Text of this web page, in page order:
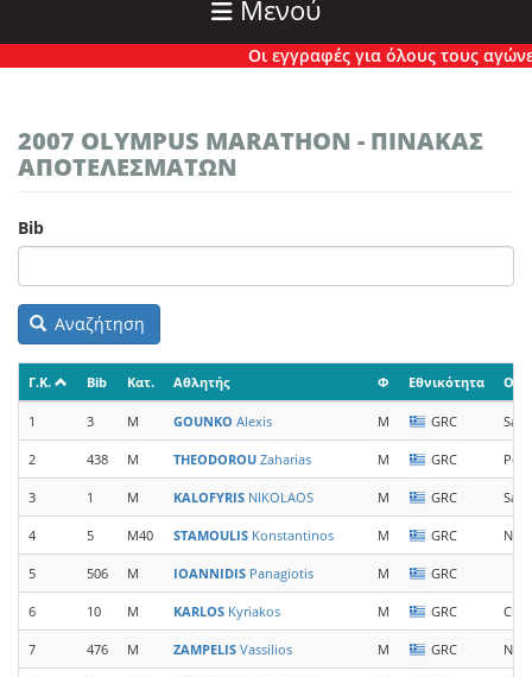
Μενού
Οι εγγραφές για όλους τους αγώνες
2007 OLYMPUS MARATHON - ΠΙΝΑΚΑΣ
ΑΠΟΤΕΛΕΣΜΑΤΩΝ
Bib
Αναζήτηση
Γ.Κ. Bib Κατ. Αθλητής Φ Εθνικότητα
1 3 M GOUNKO Alexis M GRC
2 438 M THEODOROU Zaharias M GRC
3 1 M KALOFYRIS NIKOLAOS M GRC
4 5 M40 STAMOULIS Konstantinos M GRC
5 506 M IOANNIDIS Panagiotis M GRC
6 10 M KARLOS Kyriakos M GRC
7 476 M ZAMPELIS Vassilios M GRC